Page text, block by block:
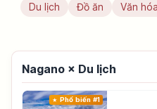
Du lịch Đồ ăn Văn
Nagano × Du lịch
Phổ biến #1